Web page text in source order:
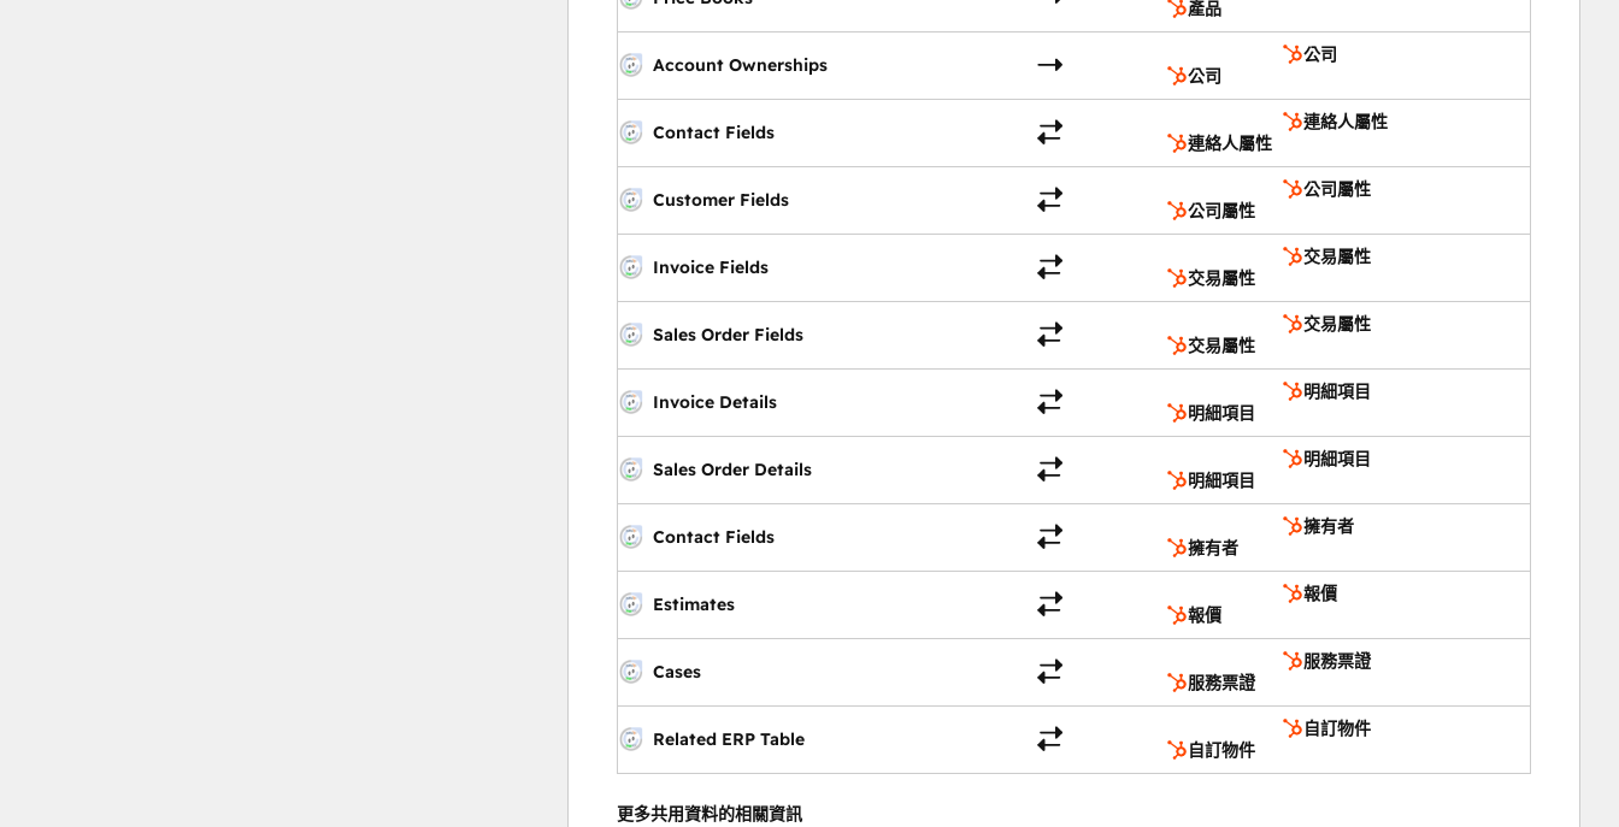
產品
Account Ownerships
公司
公司
Contact Fields
連絡人屬性
連絡人屬性
Customer Fields
公司屬性
公司屬性
Invoice Fields
交易屬性
交易屬性
Sales Order Fields
交易屬性
交易屬性
Invoice Details
明細項目
明細項目
Sales Order Details
明細項目
明細項目
Contact Fields
擁有者
擁有者
Estimates
報價
報價
Cases
服務票證
服務票證
Related ERP Table
自訂物件
自訂物件
更多共用資料的相關資訊